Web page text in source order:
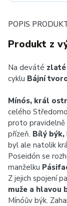
POPIS
Produkt z
Na deváté
cyklu Bájní
Mínós, král
celého
proto
přízeň. Bílý býk,
byl ale natolik
Poseidón se
manželku
Z jejich spojení
muže a hlavou
Mínóův býk.